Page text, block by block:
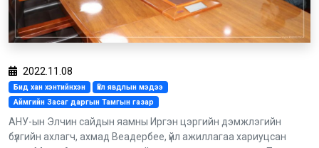
2022.11.08
Бид хан хэнтийнхэн
Үйл явдлын мэдээ
Аймгийн Засаг даргын Тамгын газар
АНУ-ын Элчин сайдын яамны Иргэн цэргийн дэмжлэгийн
бүлгийн ахлагч, ахмад Веадербее, үйл ажиллагаа хариуцсан